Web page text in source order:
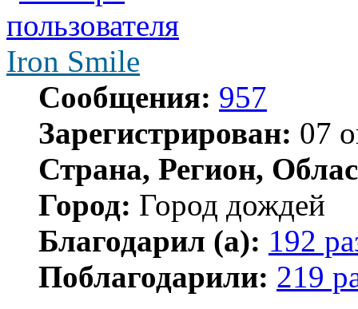
Iron Smile
Сообщения: 957
Зарегистрирован: 07
Страна, Регион,
Город: Город дождей
Благодарил (а): 192
Поблагодарили: 219